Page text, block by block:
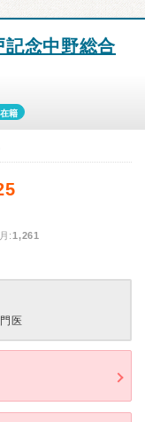
念中野総合
籍
:1,261
医